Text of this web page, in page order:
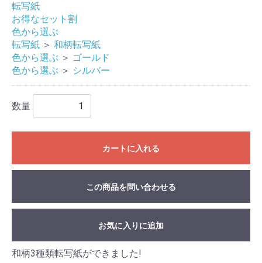
転写紙
お得なセット割
色から選ぶ
転写紙 ＞ 和柄転写紙
色から選ぶ ＞ ゴールド
色から選ぶ ＞ シルバー
数量
カートに入れる
この商品を問い合わせる
お気に入りに追加
和柄3種類転写紙ができました!